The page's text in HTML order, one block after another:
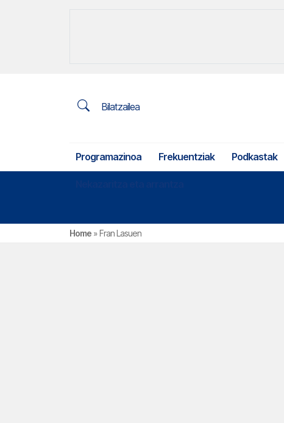
Bilatzailea
Programazinoa Frekuentziak Podkastak
Home »Fran Lasuen